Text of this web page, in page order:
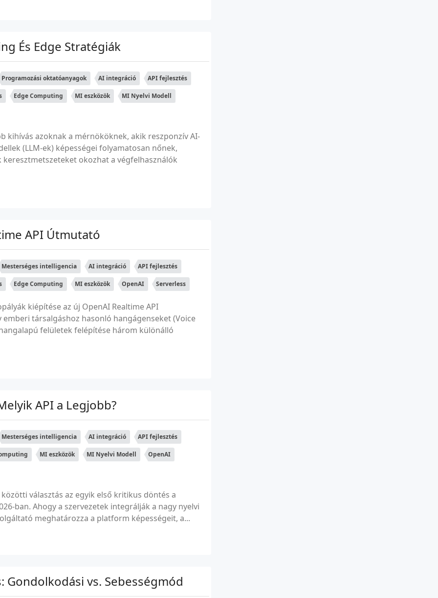
És Edge Stratégiák
Programozási oktatóanyagok AI integráció API fejlesztés
Edge Computing MI eszközök MI Nyelvi Modell
kihívás azoknak a mérnököknek, akik reszponzív AI-
(LLM-ek) képességei folyamatosan nőnek,
okozhat a végfelhasználók
API Útmutató
Mesterséges intelligencia AI integráció API fejlesztés
Edge Computing MI eszközök OpenAI Serverless
kiépítése az új OpenAI Realtime API
társalgáshoz hasonló hangágenseket (Voice
felületek felépítése három különálló
API a Legjobb?
Mesterséges intelligencia AI integráció API fejlesztés
MI eszközök MI Nyelvi Modell OpenAI
közötti választás az egyik első kritikus döntés a
ban. Ahogy a szervezetek integrálják a nagy nyelvi
meghatározza a platform képességeit, a...
Gondolkodási vs. Sebességmód